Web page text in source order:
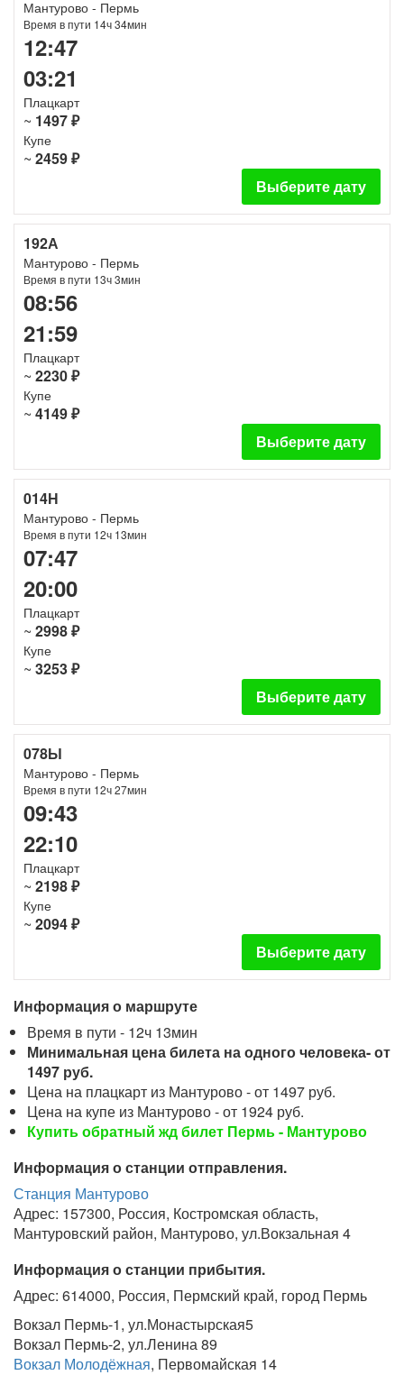
Мантурово - Пермь
Время в пути 14ч 34мин
12:47
03:21
Плацкарт
~ 1497 ₽
Купе
~ 2459 ₽
Выберите дату
192А
Мантурово - Пермь
Время в пути 13ч 3мин
08:56
21:59
Плацкарт
~ 2230 ₽
Купе
~ 4149 ₽
Выберите дату
014Н
Мантурово - Пермь
Время в пути 12ч 13мин
07:47
20:00
Плацкарт
~ 2998 ₽
Купе
~ 3253 ₽
Выберите дату
078Ы
Мантурово - Пермь
Время в пути 12ч 27мин
09:43
22:10
Плацкарт
~ 2198 ₽
Купе
~ 2094 ₽
Выберите дату
Информация о маршруте
Время в пути - 12ч 13мин
Минимальная цена билета на одного человека- от
1497 руб.
Цена на плацкарт из Мантурово - от 1497 руб.
Цена на купе из Мантурово - от 1924 руб.
Купить обратный жд билет Пермь - Мантурово
Информация о станции отправления.
Станция Мантурово
Адрес: 157300, Россия, Костромская область,
Мантуровский район, Мантурово, ул.Вокзальная 4
Информация о станции прибытия.
Адрес: 614000, Россия, Пермский край, город Пермь
Вокзал Пермь-1, ул.Монастырская5
Вокзал Пермь-2, ул.Ленина 89
Вокзал Молодёжная, Первомайская 14